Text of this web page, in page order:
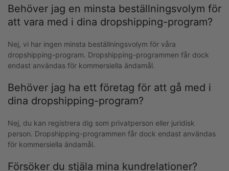
Behöver jag en minsta beställningsvolym för
att vara med i dina dropshipping-program?
Nej, vi har ingen minsta beställningsvolym för våra
dropshipping-program. Dropshipping-programmen får dock
endast användas för kommersiella ändamål.
Behöver jag ha ett företag för att gå med i
dina dropshipping-program?
Nej, du kan registrera dig som privatperson eller juridisk
person. Dropshipping-programmen får dock endast användas
för kommersiella ändamål.
Försöker du stjäla mina kundrelationer?